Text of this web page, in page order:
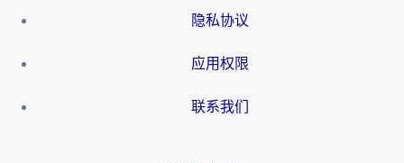
隐私协议
应用权限
联系我们